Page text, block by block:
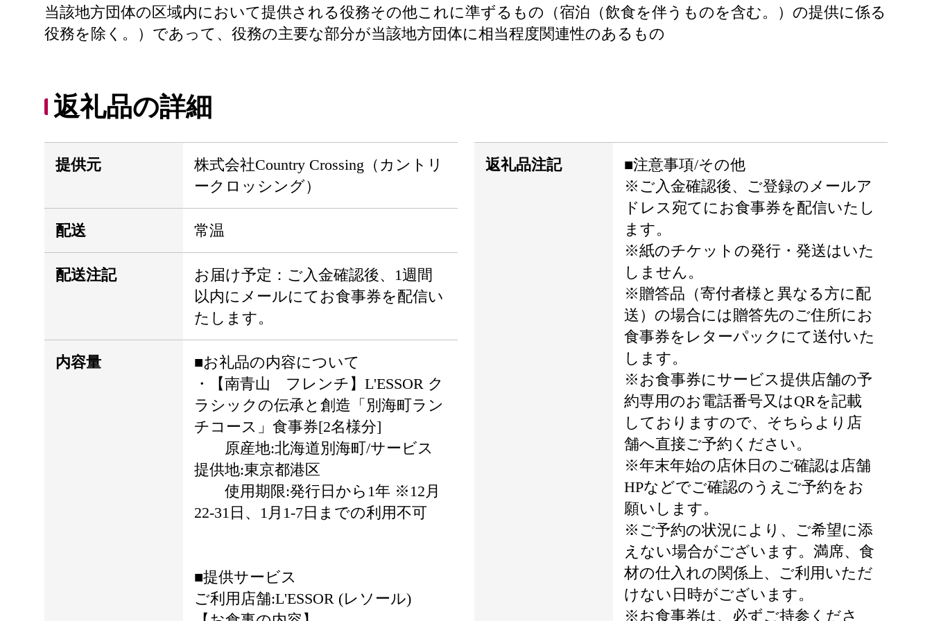
当該地方団体の区域内において提供される役務その他これに準ずるもの（宿泊（飲食を伴うものを含む。）の提供に係る
役務を除く。）であって、役務の主要な部分が当該地方団体に相当程度関連性のあるもの
返礼品の詳細
提供元
株式会社Country Crossing（カントリ
ークロッシング）
配送 常温
配送注記
お届け予定：ご入金確認後、1週間
以内にメールにてお食事券を配信い
たします。
内容量
■お礼品の内容について
・【南青山 フレンチ】L'ESSOR ク
ラシックの伝承と創造「別海町ラン
チコース」食事券[2名様分]
原産地:北海道別海町/サービス
提供地:東京都港区
使用期限:発行日から1年 ※12月
22-31日、1月1-7日までの利用不可
■提供サービス
ご利用店舗:L'ESSOR (レソール)
返礼品注記
■注意事項/その他
※ご入金確認後、ご登録のメールア
ドレス宛てにお食事券を配信いたし
ます。
※紙のチケットの発行・発送はいた
しません。
※贈答品（寄付者様と異なる方に配
送）の場合には贈答先のご住所にお
食事券をレターパックにて送付いた
します。
※お食事券にサービス提供店舗の予
約専用のお電話番号又はQRを記載
しておりますので、そちらより店
舗へ直接ご予約ください。
※年末年始の店休日のご確認は店舗
HPなどでご確認のうえご予約をお
願いします。
※ご予約の状況により、ご希望に添
えない場合がございます。満席、食
材の仕入れの関係上、ご利用いただ
けない日時がございます。
※お食事券は、必ずご持参くださ